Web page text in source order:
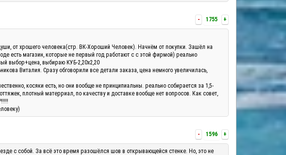
- 1755 +
от хрошего человека(стр. ВК-Хороший Человек). Начнём от покупки. Зашёл на
есть магазин, которые не первый год работают с с этой фирмой) реально
выбор+цена, выбираю КУБ-2,20х2,20
Виталия. Сразу обговорили все детали заказа, цена немного увеличилась,
косяки есть, но они вообще не принципиальны. реально собирается за 1,5-
плотный матерриал, по качеству и доставке вообще нет вопросов. Как совет,
- 1596 +
с собой. За всё это время разошёлся шов в открывающейся стенке. Но, это не